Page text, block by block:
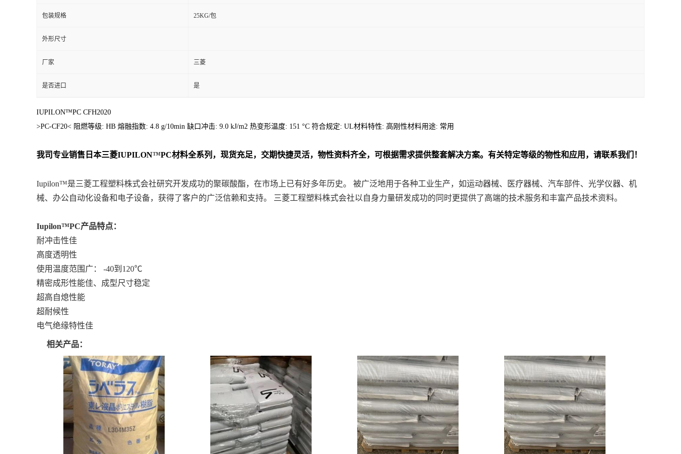
包装规格 25KG/包
外形尺寸
厂家 三菱
是否进口 是
IUPILON™PC CFH2020
>PC-CF20< 阻燃等级: HB 熔融指数: 4.8 g/10min 缺口冲击: 9.0 kJ/m2 热变形温度: 151 °C 符合规定: UL材料特性: 高刚性材料用途: 常用
我司专业销售日本三菱IUPILON™PC材料全系列 ，现货充足，交期快捷灵活，物性资料齐全，可根据需求提供整套解决方案。 有关特定等级的物性和应用，请联系我们！
Iupilon™是三菱工程塑料株式会社研究开发成功的聚碳酸酯，在市场上已有好多年历史。 被广泛地用于各种工业生产，如运动器械、医疗器械、汽车部件、光学仪器、机
械、办公自动化设备和电子设备，获得了客户的广泛信赖和支持。 三菱工程塑料株式会社以自身力量研发成功的同时更提供了高端的技术服务和丰富产品技术资料。
Iupilon™PC产品特点：
耐冲击性佳
高度透明性
使用温度范围广： -40到120℃
精密成形性能佳、成型尺寸稳定
超高自熄性能
超耐候性
电气绝缘特性佳
相关产品：